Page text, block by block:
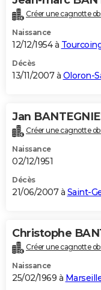
Créer une cagnotte
Naissance
12/12/1954 à
Décès
13/11/2007 à Oloron-
Jan
Créer une cagnotte
Naissance
02/12/1951
Décès
21/06/2007 à Saint-
Christophe
Créer une cagnotte
Naissance
25/02/1969 à